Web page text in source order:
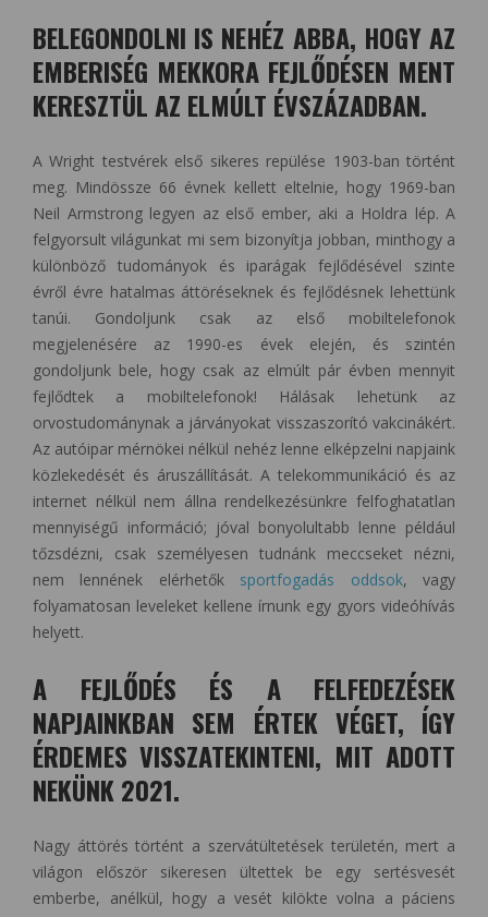
BELEGONDOLNI IS NEHÉZ ABBA, HOGY AZ
EMBERISÉG MEKKORA FEJLŐDÉSEN MENT
KERESZTÜL AZ ELMÚLT ÉVSZÁZADBAN.
A Wright testvérek első sikeres repülése 1903-ban történt
meg. Mindössze 66 évnek kellett eltelnie, hogy 1969-ban
Neil Armstrong legyen az első ember, aki a Holdra lép. A
felgyorsult világunkat mi sem bizonyítja jobban, minthogy a
különböző tudományok és iparágak fejlődésével szinte
évről évre hatalmas áttöréseknek és fejlődésnek lehettünk
tanúi. Gondoljunk csak az első mobiltelefonok
megjelenésére az 1990-es évek elején, és szintén
gondoljunk bele, hogy csak az elmúlt pár évben mennyit
fejlődtek a mobiltelefonok! Hálásak lehetünk az
orvostudománynak a járványokat visszaszorító vakcinákért.
Az autóipar mérnökei nélkül nehéz lenne elképzelni napjaink
közlekedését és áruszállítását. A telekommunikáció és az
internet nélkül nem állna rendelkezésünkre felfoghatatlan
mennyiségű információ; jóval bonyolultabb lenne például
tőzsdézni, csak személyesen tudnánk meccseket nézni,
nem lennének elérhetők sportfogadás oddsok, vagy
folyamatosan leveleket kellene írnunk egy gyors videóhívás
helyett.
A FEJLŐDÉS ÉS A FELFEDEZÉSEK
NAPJAINKBAN SEM ÉRTEK VÉGET, ÍGY
ÉRDEMES VISSZATEKINTENI, MIT ADOTT
NEKÜNK 2021.
Nagy áttörés történt a szervátültetések területén, mert a
világon először sikeresen ültettek be egy sertésvesét
emberbe, anélkül, hogy a vesét kilökte volna a páciens